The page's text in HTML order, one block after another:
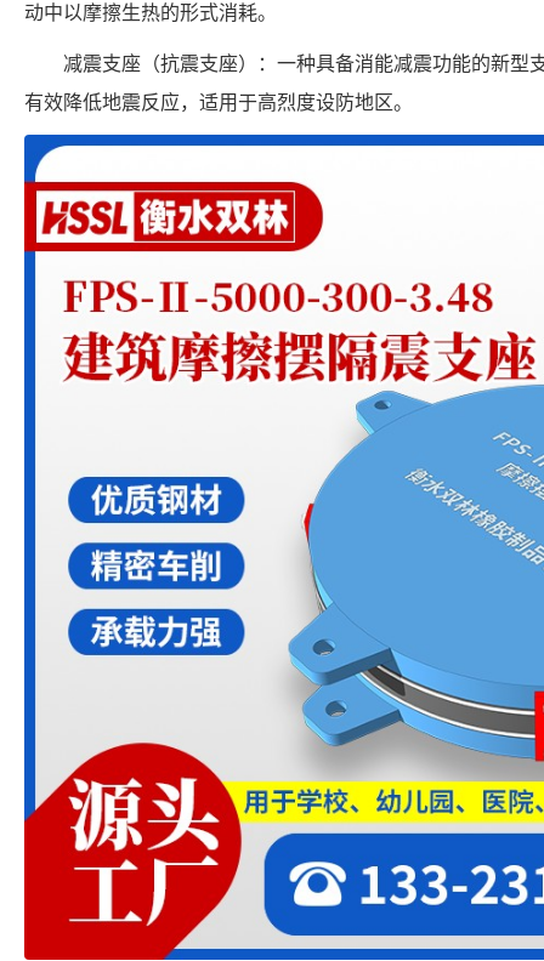
动中以摩擦生热的形式消耗。
减震支座（抗震支座）：一种具备消能减震功能的新型
有效降低地震反应，适用于高烈度设防地区。